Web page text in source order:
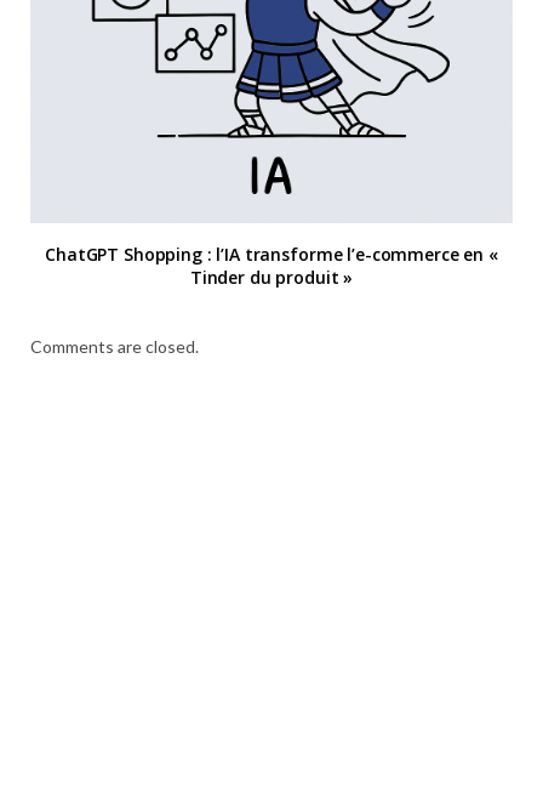
ChatGPT Shopping : l’IA transforme l’e-commerce en «
Tinder du produit »
Comments are closed.